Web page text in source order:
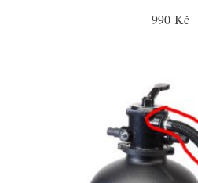
990 Kč